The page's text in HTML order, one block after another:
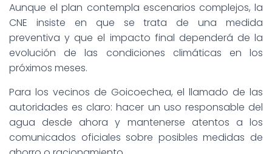
Aunque el plan contempla escenarios complejos, la
CNE insiste en que se trata de una medida
preventiva y que el impacto final dependerá de la
evolución de las condiciones climáticas en los
próximos meses.
Para los vecinos de Goicoechea, el llamado de las
autoridades es claro: hacer un uso responsable del
agua desde ahora y mantenerse atentos a los
comunicados oficiales sobre posibles medidas de